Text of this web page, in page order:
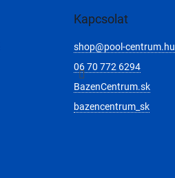
Kapcsolat
shop@pool-centrum.hu
06 70 772 6294
BazenCentrum.sk
bazencentrum_sk